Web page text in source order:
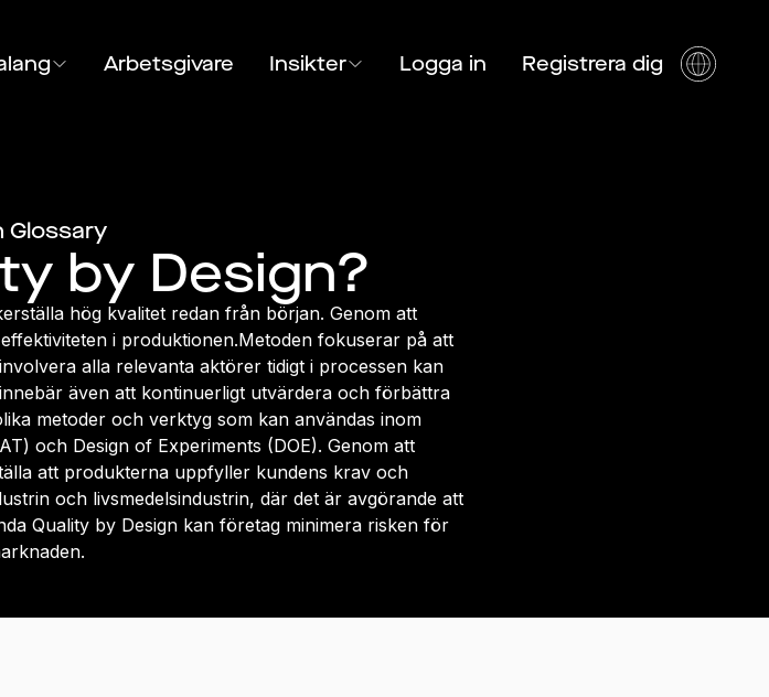
Arbetsgivare Insikter Logga in Registrera dig
Glossary
by Design?
hög kvalitet redan från början. Genom att
i produktionen.Metoden fokuserar på att
alla relevanta aktörer tidigt i processen kan
även att kontinuerligt utvärdera och förbättra
metoder och verktyg som kan användas inom
och Design of Experiments (DOE). Genom att
att produkterna uppfyller kundens krav och
och livsmedelsindustrin, där det är avgörande att
Quality by Design kan företag minimera risken för